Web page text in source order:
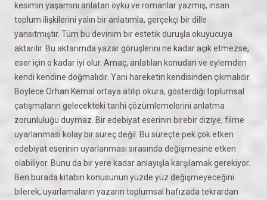
kesimin yaşamını anlatan öykü ve romanlar yazmış, insan
toplum ilişkilerini yalın bir anlatımla, gerçekçi bir dille
yansıtmıştır. Tüm bu devinim bir estetik duruşla okuyucuya
aktarılır. Bu aktarımda yazar görüşlerini ne kadar açık etmezse,
eser için o kadar iyi olur. Amaç, anlatılan konudan ve eylemden
kendi kendine doğmalıdır. Yani hareketin kendisinden çıkmalıdır.
Böylece Orhan Kemal ortaya atılıp okura, gösterdiği toplumsal
çatışmaların gelecekteki tarihi çözümlemelerini anlatma
zorunluluğu duymaz. Bir edebiyat eserinin birebir diziye, filme
uyarlanması kolay bir süreç değil. Bu süreçte pek çok etken
edebiyat eserinin uyarlanması sırasında değişmesine etken
olabiliyor. Bunu da bir yere kadar anlayışla karşılamak gerekiyor.
Ben burada kitabın konusunun yüzde yüz değişmeyeceğini
bilerek, uyarlamaların yazarın toplumsal hafızada tekrardan